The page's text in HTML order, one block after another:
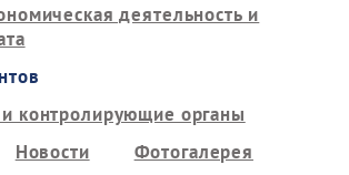
деятельность и
контролирующие органы
Новости
Фотогалерея